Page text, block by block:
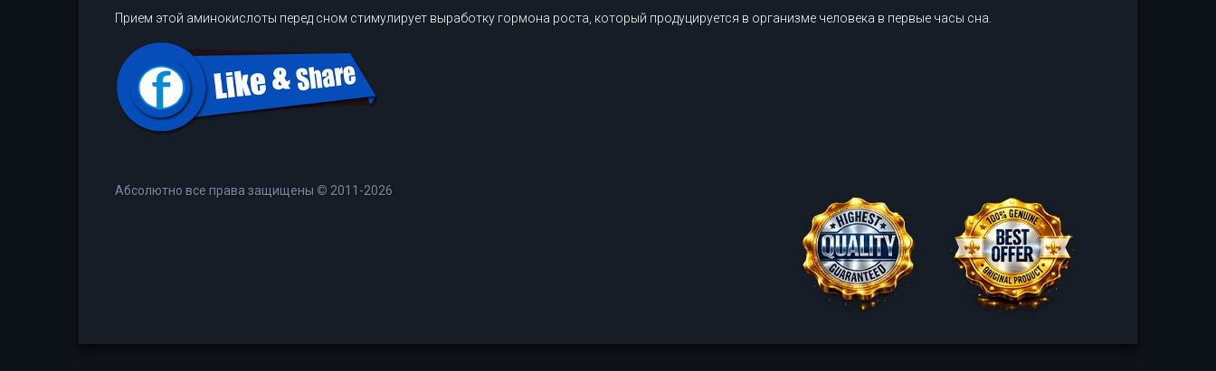
Прием этой аминокислоты перед сном стимулирует выработку гормона роста, который продуцируется в организме человека в первые часы сна.
Абсолютно все права защищены © 2011-2026